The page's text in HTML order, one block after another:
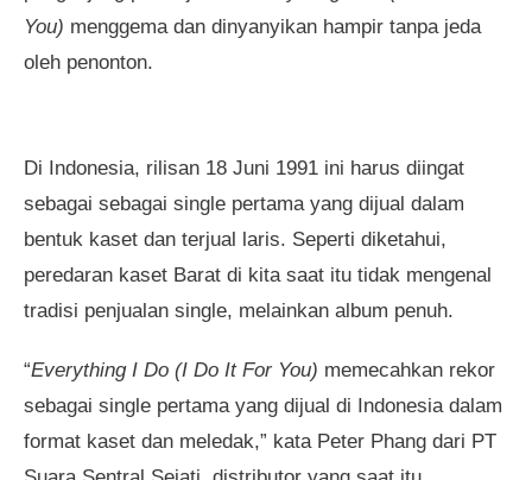
You) menggema dan dinyanyikan hampir tanpa jeda
oleh penonton.
Di Indonesia, rilisan 18 Juni 1991 ini harus diingat
sebagai sebagai single pertama yang dijual dalam
bentuk kaset dan terjual laris. Seperti diketahui,
peredaran kaset Barat di kita saat itu tidak mengenal
tradisi penjualan single, melainkan album penuh.
“Everything I Do (I Do It For You) memecahkan rekor
sebagai single pertama yang dijual di Indonesia dalam
format kaset dan meledak,” kata Peter Phang dari PT